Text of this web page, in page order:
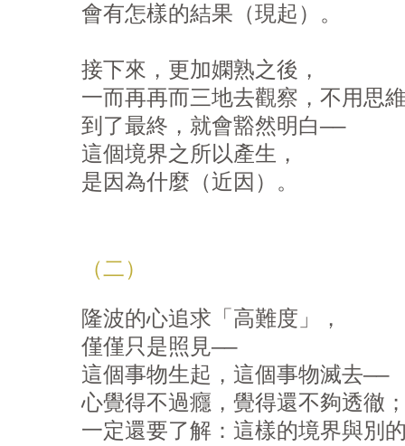
會有怎樣的結果（現起）。
接下來，更加嫻熟之後，
一而再再而三地去觀察，不用思維
到了最終，就會豁然明白——
這個境界之所以產生，
是因為什麼（近因）。
（二）
隆波的心追求「高難度」，
僅僅只是照見——
這個事物生起，這個事物滅去——
心覺得不過癮，覺得還不夠透徹；
一定還要了解：這樣的境界與別的